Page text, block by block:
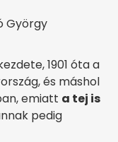
György
1901 óta a
és máshol
emiatt a tej is
pedig